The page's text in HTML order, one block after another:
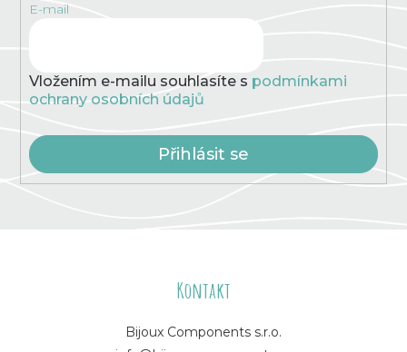
E-mail
Vložením e-mailu souhlasíte s podmínkami
ochrany osobních údajů
Přihlásit se
Kontakt
Bijoux Components s.r.o.